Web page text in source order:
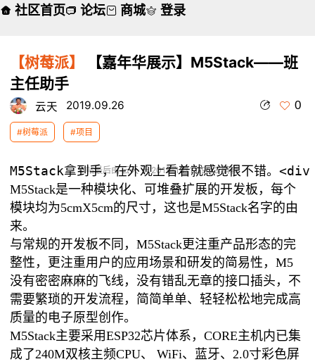
【树莓派】
【嘉年华展示】M5Stack——班
主任助手
云天 2019.09.26 0
#树莓派 #项目
本帖最后由 云天 于 2019-10-1 09:43 编辑
M5Stack是一种模块化、可堆叠扩展的开发板，每个
模块均为5cmX5cm的尺寸，这也是M5Stack名字的由
来。
与常规的开发板不同，M5Stack更注重产品形态的完
整性，更注重用户的应用场景和研发的简易性，M5
没有密密麻麻的飞线，没有错乱无章的接口插头，不
需要繁琐的开发流程，简简单单、轻轻松松地完成高
质量的电子原型创作。
M5Stack主要采用ESP32芯片体系，CORE主机内已集
成了240M双核主频CPU、 WiFi、蓝牙、2.0寸彩色屏
社区首页 论坛 商城 登录